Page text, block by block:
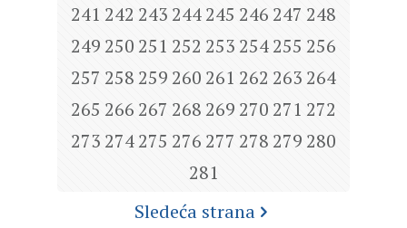
241 242 243 244245 246 247 248
249 250 251 252 253 254255 256
257 258 259 260 261 262 263 264
265 266 267 268 269 270 271 272
273 274275 276 277 278 279 280
281
Sledeća strana